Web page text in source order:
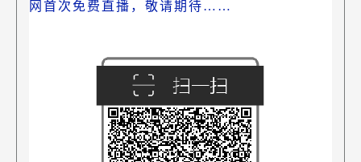
网首次免费直播，敬请期待……